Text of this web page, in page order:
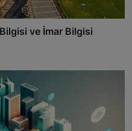
ve İmar Bilgisi